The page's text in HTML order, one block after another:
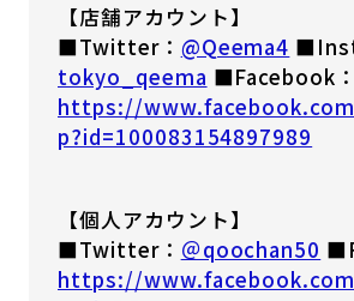
【店舗アカウント】
■Twitter： @Qeema4
tokyo_qeema ■Facebook：
https://
p?id=100083154897989
【個人アカウント】
■Twitter： ＠qoochan50
https://